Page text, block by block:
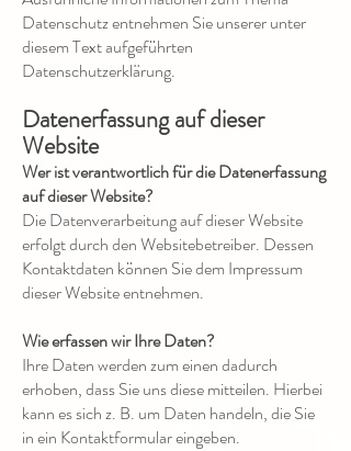
Datenschutz entnehmen Sie unserer unter
diesem Text aufgeführten
Datenschutzerklärung.
Datenerfassung auf dieser
Website
Wer ist verantwortlich für die Datenerfassung
auf dieser Website?
Die Datenverarbeitung auf dieser Website
erfolgt durch den Websitebetreiber. Dessen
Kontaktdaten können Sie dem Impressum
dieser Website entnehmen.
Wie erfassen wir Ihre Daten?
Ihre Daten werden zum einen dadurch
erhoben, dass Sie uns diese mitteilen. Hierbei
kann es sich z. B. um Daten handeln, die Sie
in ein Kontaktformular eingeben.